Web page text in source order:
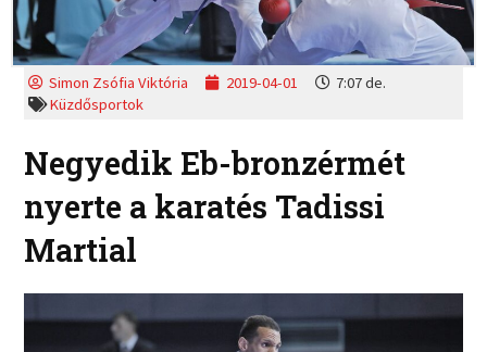
Simon Zsófia Viktória 2019-04-01
7:07 de.
Küzdősportok
Negyedik Eb-bronzérmét
nyerte a karatés Tadissi
Martial